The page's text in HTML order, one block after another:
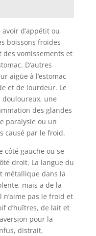
d’appétit ou
boissons froides
vomissements et
D’autres
aigüe à l’estomac
et de lourdeur. Le
une
des glandes
paralysie ou un
causé par le froid.
côté gauche ou se
droit. La langue du
métallique dans la
mais a de la
pas le froid et
d’huîtres, de lait et
pour la
distrait,